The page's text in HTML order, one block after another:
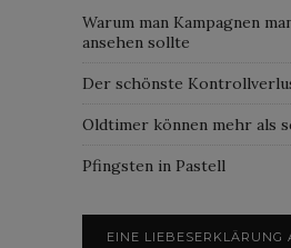
Warum man Kampagnen
ansehen sollte
Der schönste
Oldtimer können mehr als
Pfingsten in Pastell
EINE LIEBESERKLÄRUNG